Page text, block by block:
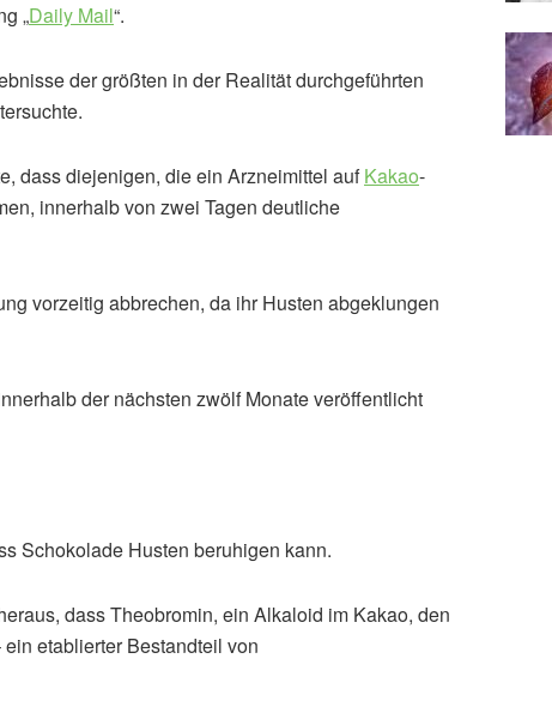
„Daily Mail“.
der größten in der Realität durchgeführten
dass diejenigen, die ein Arzneimittel aufKakao-
innerhalb von zwei Tagen deutliche
vorzeitig abbrechen, da ihr Husten abgeklungen
der nächsten zwölf Monate veröffentlicht
Schokolade Husten beruhigen kann.
dass Theobromin, ein Alkaloid im Kakao, den
etablierter Bestandteil von